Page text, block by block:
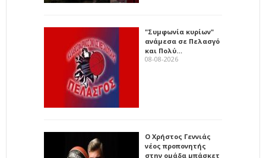
"Συμφωνία κυρίων"
ανάμεσα σε Πελασγό
και Πολύ…
08-08-2026
Ο Χρήστος Γεννιάς
νέος προπονητής
στην ομάδα μπάσκετ